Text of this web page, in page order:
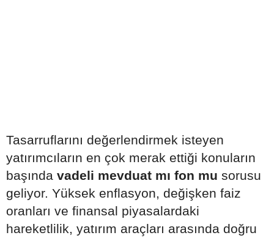
Tasarruflarını değerlendirmek isteyen
yatırımcıların en çok merak ettiği konuların
başında vadeli mevduat mı fon mu sorusu
geliyor. Yüksek enflasyon, değişken faiz
oranları ve finansal piyasalardaki
hareketlilik, yatırım araçları arasında doğru